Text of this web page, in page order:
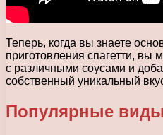
Теперь, когда вы знаете
приготовления спагетти, вы
с различными соусами и
собственный уникальный
Популярные виды